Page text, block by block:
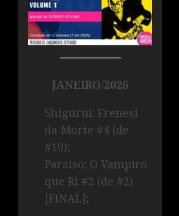
JANEIRO/2026
Shigurui: Frenesi
da Morte #4 (de
#10);
Paraíso: O Vampiro
que Ri #2 (de #2)
[FINAL];